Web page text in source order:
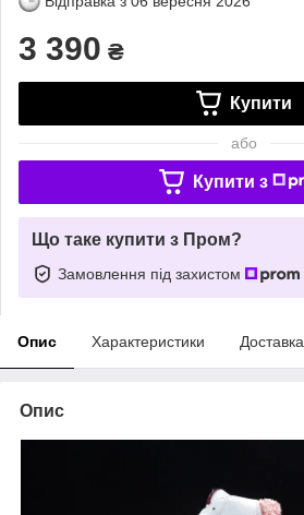
3 390 ₴
Купити
або
Купити з
Що таке купити з Пром?
Замовлення під захистом
Опис Характеристики Доставка
Опис